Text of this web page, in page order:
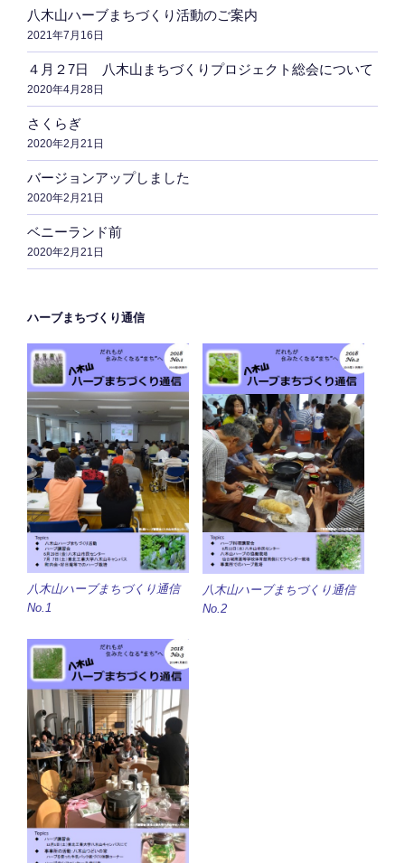
八木山ハーブまちづくり活動のご案内
2021年7月16日
４月２7日 八木山まちづくりプロジェクト総会について
2020年4月28日
さくらぎ
2020年2月21日
バージョンアップしました
2020年2月21日
ベニーランド前
2020年2月21日
ハーブまちづくり通信
八木山ハーブまちづくり通信
No.1
八木山ハーブまちづくり通信
No.2